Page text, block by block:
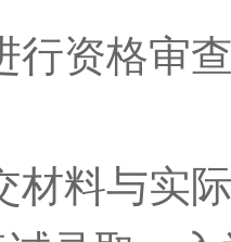
行资格审
材料与实